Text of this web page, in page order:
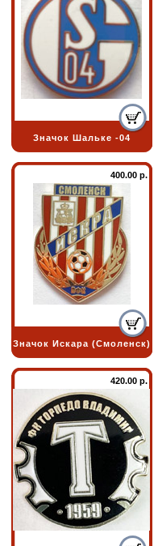
Значок Шальке -04
400.00 р.
Значок Искара (Смоленск)
420.00 р.